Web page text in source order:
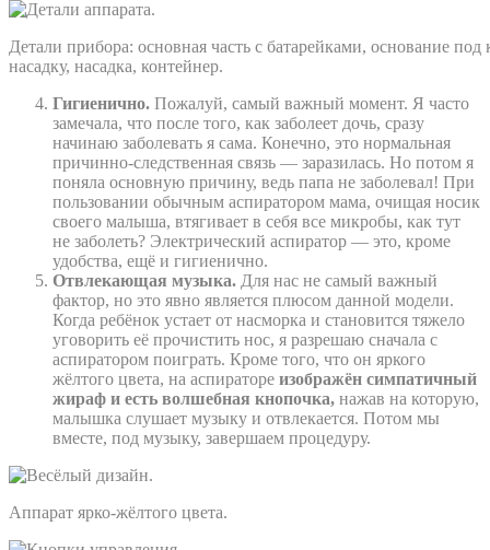
Детали прибора: основная часть с батарейками, основание
насадку, насадка, контейнер.
Гигиенично. Пожалуй, самый важный момент. Я часто
замечала, что после того, как заболеет дочь, сразу
начинаю заболевать я сама. Конечно, это нормальная
причинно-следственная связь — заразилась. Но потом я
поняла основную причину, ведь папа не заболевал! При
пользовании обычным аспиратором мама, очищая носик
своего малыша, втягивает в себя все микробы, как тут
не заболеть? Электрический аспиратор — это, кроме
удобства, ещё и гигиенично.
Отвлекающая музыка. Для нас не самый важный
фактор, но это явно является плюсом данной модели.
Когда ребёнок устает от насморка и становится тяжело
уговорить её прочистить нос, я разрешаю сначала с
аспиратором поиграть. Кроме того, что он яркого
жёлтого цвета, на аспираторе изображён симпатичный
жираф и есть волшебная кнопочка, нажав на которую,
малышка слушает музыку и отвлекается. Потом мы
вместе, под музыку, завершаем процедуру.
Аппарат ярко-жёлтого цвета.